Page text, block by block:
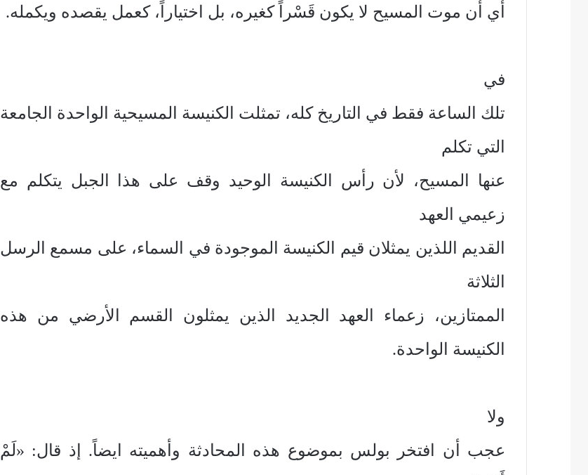
أي أن موت المسيح لا يكون قَسْراً كغيره، بل اختياراً، كعمل يقصده ويكمله.
في
تلك الساعة فقط في التاريخ كله، تمثلت الكنيسة المسيحية الواحدة الجامعة
التي تكلم
عنها المسيح، لأن رأس الكنيسة الوحيد وقف على هذا الجبل يتكلم مع
زعيمي العهد
القديم اللذين يمثلان قيم الكنيسة الموجودة في السماء، على مسمع الرسل
الثلاثة
الممتازين، زعماء العهد الجديد الذين يمثلون القسم الأرضي من هذه
الكنيسة الواحدة.
ولا
عجب أن افتخر بولس بموضوع هذه المحادثة وأهميته ايضاً. إذ قال: «لَمْ